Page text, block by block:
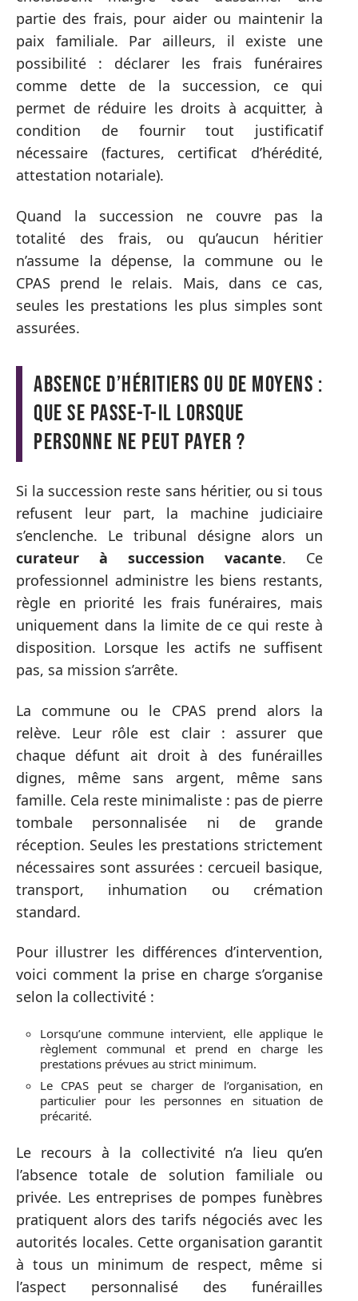
partie des frais, pour aider ou maintenir la
paix familiale. Par ailleurs, il existe une
possibilité : déclarer les frais funéraires
comme dette de la succession, ce qui
permet de réduire les droits à acquitter, à
condition de fournir tout justificatif
nécessaire (factures, certificat d’hérédité,
attestation notariale).
Quand la succession ne couvre pas la
totalité des frais, ou qu’aucun héritier
n’assume la dépense, la commune ou le
CPAS prend le relais. Mais, dans ce cas,
seules les prestations les plus simples sont
assurées.
Absence d’héritiers ou de moyens :
que se passe-t-il lorsque
personne ne peut payer ?
Si la succession reste sans héritier, ou si tous
refusent leur part, la machine judiciaire
s’enclenche. Le tribunal désigne alors un
curateur à succession vacante. Ce
professionnel administre les biens restants,
règle en priorité les frais funéraires, mais
uniquement dans la limite de ce qui reste à
disposition. Lorsque les actifs ne suffisent
pas, sa mission s’arrête.
La commune ou le CPAS prend alors la
relève. Leur rôle est clair : assurer que
chaque défunt ait droit à des funérailles
dignes, même sans argent, même sans
famille. Cela reste minimaliste : pas de pierre
tombale personnalisée ni de grande
réception. Seules les prestations strictement
nécessaires sont assurées : cercueil basique,
transport, inhumation ou crémation
standard.
Pour illustrer les différences d’intervention,
voici comment la prise en charge s’organise
selon la collectivité :
Lorsqu’une commune intervient, elle applique le
règlement communal et prend en charge les
prestations prévues au strict minimum.
Le CPAS peut se charger de l’organisation, en
particulier pour les personnes en situation de
précarité.
Le recours à la collectivité n’a lieu qu’en
l’absence totale de solution familiale ou
privée. Les entreprises de pompes funèbres
pratiquent alors des tarifs négociés avec les
autorités locales. Cette organisation garantit
à tous un minimum de respect, même si
l’aspect personnalisé des funérailles